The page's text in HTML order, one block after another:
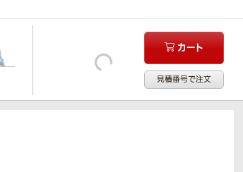
カート
見積番号で注文